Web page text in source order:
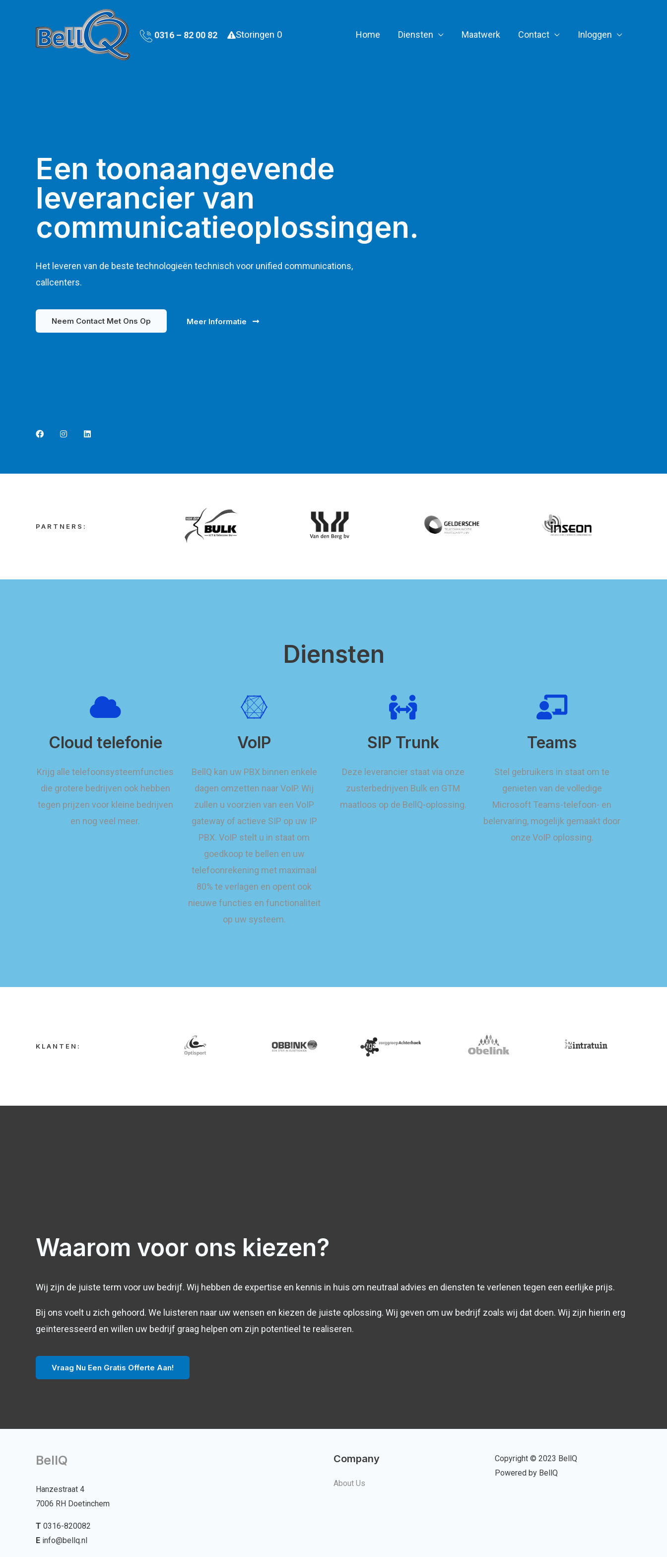
0316 – 82 00 82 Storingen 0 Home Diensten Maatwerk Contact Inloggen
Een toonaangevende
leverancier van
communicatieoplossingen.
Het leveren van de beste technologieën technisch voor unified communications,
callcenters.
Neem Contact Met Ons Op Meer Informatie
PARTNERS:
Diensten
Cloud telefonie
Krijg alle telefoonsysteemfuncties
die grotere bedrijven ook hebben
tegen prijzen voor kleine bedrijven
en nog veel meer.
VoIP
BellQ kan uw PBX binnen enkele
dagen omzetten naar VoIP. Wij
zullen u voorzien van een VoIP
gateway of actieve SIP op uw IP
PBX. VoIP stelt u in staat om
goedkoop te bellen en uw
telefoonrekening met maximaal
80% te verlagen en opent ook
nieuwe functies en functionaliteit
op uw systeem.
SIP Trunk
Deze leverancier staat via onze
zusterbedrijven Bulk en GTM
maatloos op de BellQ-oplossing.
Teams
Stel gebruikers in staat om te
genieten van de volledige
Microsoft Teams-telefoon- en
belervaring, mogelijk gemaakt door
onze VoIP oplossing.
KLANTEN:
Waarom voor ons kiezen?
Wij zijn de juiste term voor uw bedrijf. Wij hebben de expertise en kennis in huis om neutraal advies en diensten te verlenen tegen een eerlijke prijs.
Bij ons voelt u zich gehoord. We luisteren naar uw wensen en kiezen de juiste oplossing. Wij geven om uw bedrijf zoals wij dat doen. Wij zijn hierin erg
geïnteresseerd en willen uw bedrijf graag helpen om zijn potentieel te realiseren.
Vraag Nu Een Gratis Offerte Aan!
BellQ
Hanzestraat 4
7006 RH Doetinchem
T 0316-820082
E info@bellq.nl
Company
About Us
Copyright © 2023 BellQ
Powered by BellQ